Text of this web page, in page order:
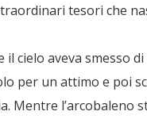
tesori che
cielo aveva smesso
per un attimo e poi
Mentre l’arcobaleno